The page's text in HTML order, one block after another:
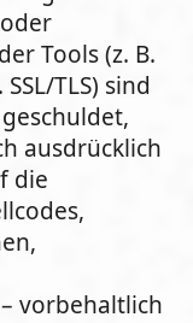
Tools (z. B.
TLS) sind
ausdrücklich
die
vorbehaltlich